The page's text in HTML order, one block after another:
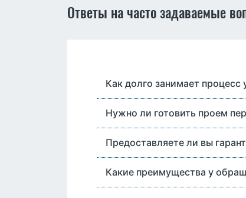
Ответы на часто задаваемые
Как долго занимает процесс
Нужно ли готовить проем
Предоставляете ли вы
Какие преимущества у